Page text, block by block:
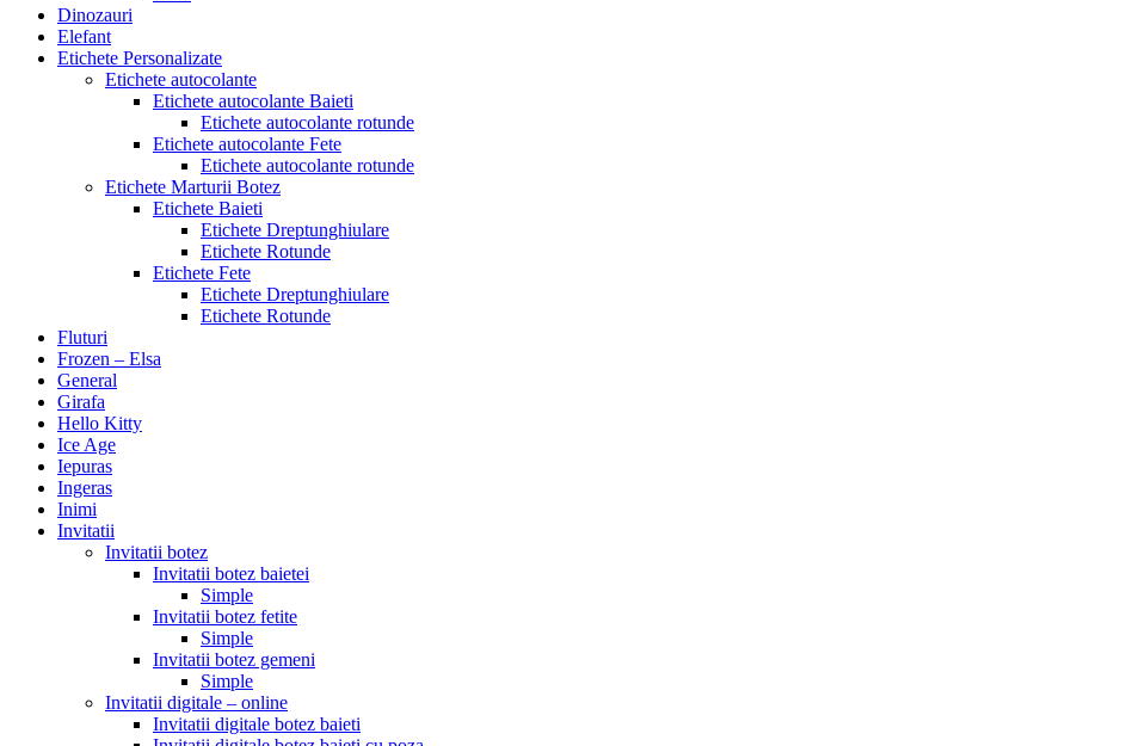
Dinozauri
Elefant
Etichete Personalizate
Etichete autocolante
Etichete autocolante Baieti
Etichete autocolante rotunde
Etichete autocolante Fete
Etichete autocolante rotunde
Etichete Marturii Botez
Etichete Baieti
Etichete Dreptunghiulare
Etichete Rotunde
Etichete Fete
Etichete Dreptunghiulare
Etichete Rotunde
Fluturi
Frozen – Elsa
General
Girafa
Hello Kitty
Ice Age
Iepuras
Ingeras
Inimi
Invitatii
Invitatii botez
Invitatii botez baietei
Simple
Invitatii botez fetite
Simple
Invitatii botez gemeni
Simple
Invitatii digitale – online
Invitatii digitale botez baieti